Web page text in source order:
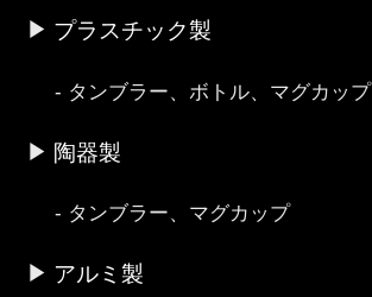
プラスチック製
タンブラー、ボトル、マグカップ
陶器製
タンブラー、マグカップ
アルミ製